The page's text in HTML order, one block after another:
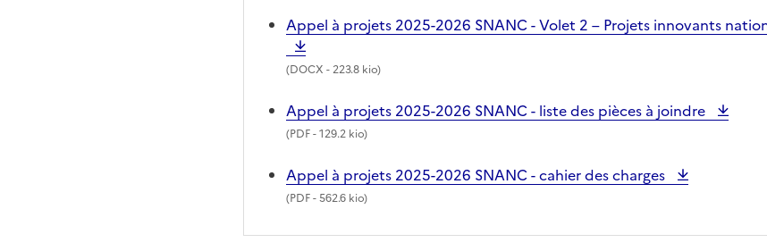
Appel à projets 2025-2026 SNANC - Volet 2 – Projets innovants
(DOCX - 223.8 kio)
Appel à projets 2025-2026 SNANC - liste des pièces à joindre
(PDF- 129.2 kio)
Appel à projets 2025-2026 SNANC - cahier des charges
(PDF- 562.6 kio)